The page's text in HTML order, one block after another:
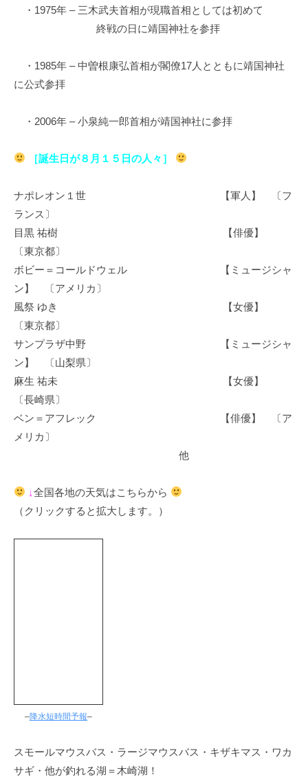
・1975年 – 三木武夫首相が現職首相としては初めて
終戦の日に靖国神社を参拝
・1985年 – 中曽根康弘首相が閣僚17人とともに靖国神社
に公式参拝
・2006年 – 小泉純一郎首相が靖国神社に参拝
［誕生日が８月１５日の人々］
ナポレオン１世 【軍人】 〔フ
ランス〕
目黒 祐樹 【俳優】
〔東京都〕
ボビー＝コールドウェル 【ミュージシャ
ン】 〔アメリカ〕
風祭 ゆき 【女優】
〔東京都〕
サンプラザ中野 【ミュージシャ
ン】 〔山梨県〕
麻生 祐未 【女優】
〔長崎県〕
ベン＝アフレック 【俳優】 〔ア
メリカ〕
他
↓全国各地の天気はこちらから
（クリックすると拡大します。）
–降水短時間予報–
スモールマウスバス・ラージマウスバス・キザキマス・ワカ
サギ・他が釣れる湖＝木崎湖！